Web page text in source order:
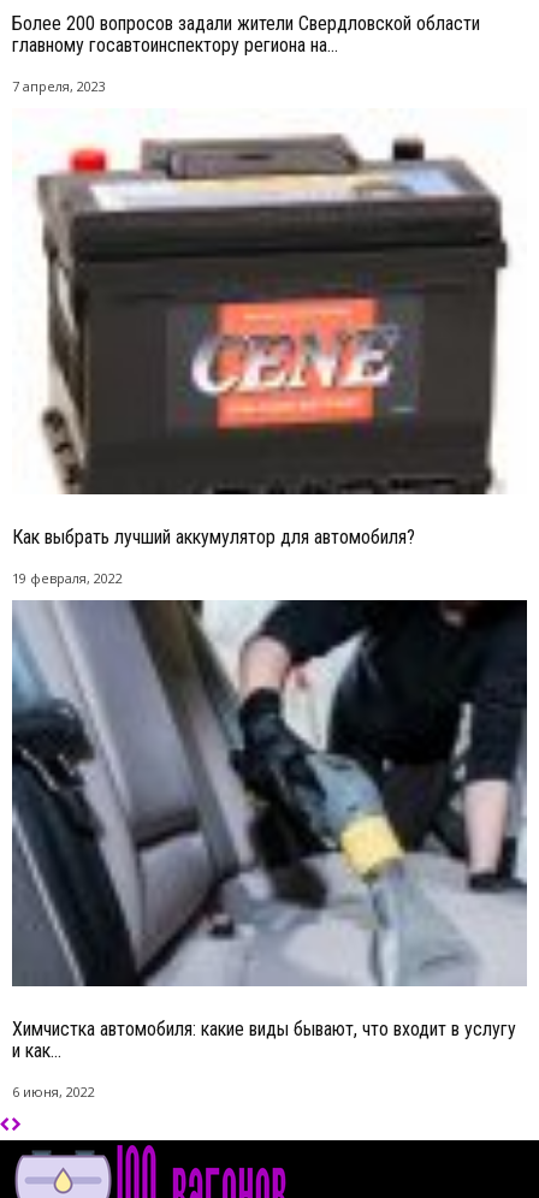
Более 200 вопросов задали жители Свердловской области
главному госавтоинспектору региона на...
7 апреля, 2023
Как выбрать лучший аккумулятор для автомобиля?
19 февраля, 2022
Химчистка автомобиля: какие виды бывают, что входит в услугу
и как...
6 июня, 2022